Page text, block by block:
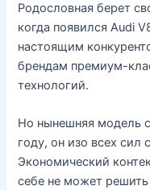
Родословная берет
когда появился Audi
настоящим
брендам премиум-
технологий.
Но нынешняя модель
году, он изо всех сил
Экономический
себе не может